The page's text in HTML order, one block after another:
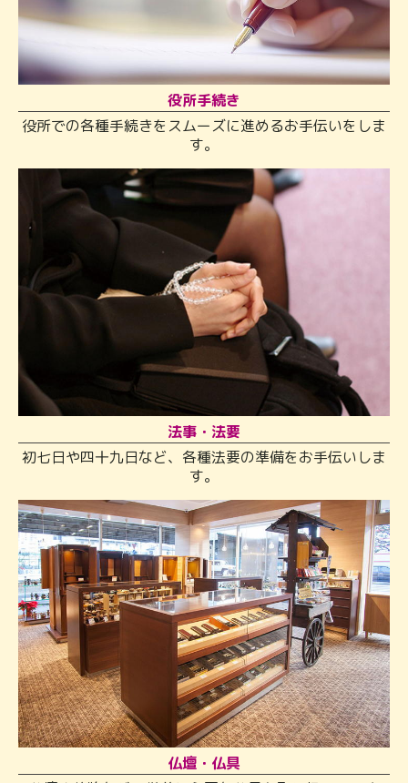
役所手続き
役所での各種手続きをスムーズに進めるお手伝いをしま
す。
法事・法要
初七日や四十九日など、各種法要の準備をお手伝いしま
す。
仏壇・仏具